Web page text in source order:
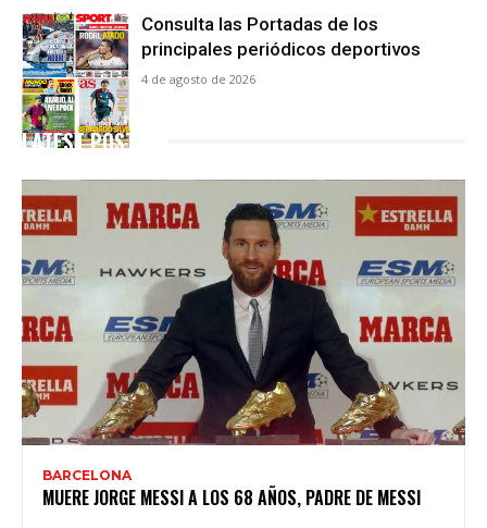
Consulta las Portadas de los
principales periódicos deportivos
4 de agosto de 2026
LATEST POSTS
BARCELONA
MUERE JORGE MESSI A LOS 68 AÑOS, PADRE DE MESSI